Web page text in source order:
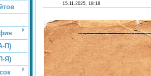
П)
Я)
15.11.2025, 18:18